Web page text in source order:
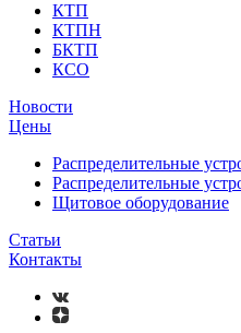
КТП
КТПН
БКТП
КСО
Новости
Цены
Распределительные
Распределительные
Щитовое оборудование
Статьи
Контакты